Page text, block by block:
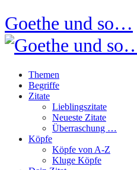
Goethe und so…
Themen
Begriffe
Zitate
Lieblingszitate
Neueste Zitate
Überraschung …
Köpfe
Köpfe von A-Z
Kluge Köpfe